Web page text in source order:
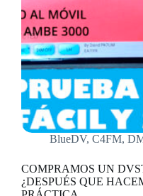
BlueDV, C4FM,
COMPRAMOS UN
¿DESPUÉS QUE